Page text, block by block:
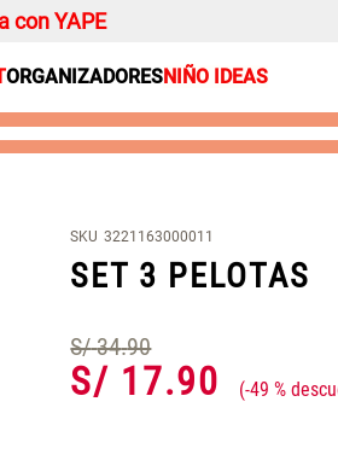
con YAPE
ORGANIZADORESNIÑO IDEAS
SKU 3221163000011
SET 3 PELOTAS
S/ 34.90
S/ 17.90 -49 %
S/ 261.00 S/ 104.00